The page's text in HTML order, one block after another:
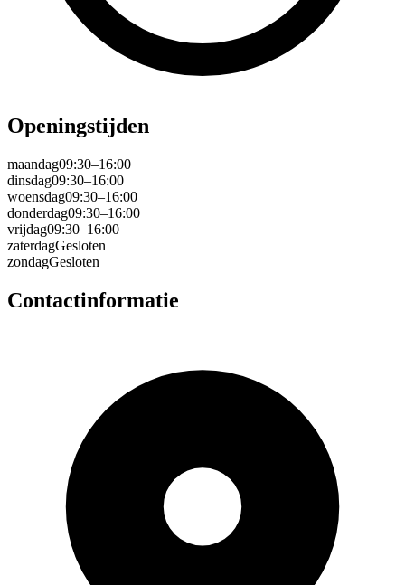
Openingstijden
maandag09:30–16:00
dinsdag09:30–16:00
woensdag09:30–16:00
donderdag09:30–16:00
vrijdag09:30–16:00
zaterdagGesloten
zondagGesloten
Contactinformatie